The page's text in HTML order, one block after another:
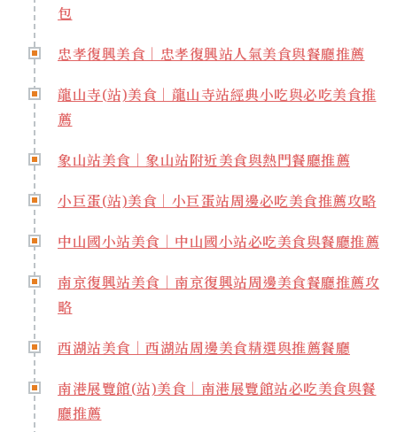
包
忠孝復興美食｜忠孝復興站人氣美食與餐廳推薦
龍山寺(站)美食｜龍山寺站經典小吃與必吃美食推
薦
象山站美食｜象山站附近美食與熱門餐廳推薦
小巨蛋(站)美食｜小巨蛋站周邊必吃美食推薦攻略
中山國小站美食｜中山國小站必吃美食與餐廳推薦
南京復興站美食｜南京復興站周邊美食餐廳推薦攻
略
西湖站美食｜西湖站周邊美食精選與推薦餐廳
南港展覽館(站)美食｜南港展覽館站必吃美食與餐
廳推薦